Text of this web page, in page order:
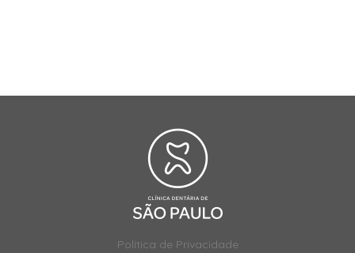
Política de Privacidade